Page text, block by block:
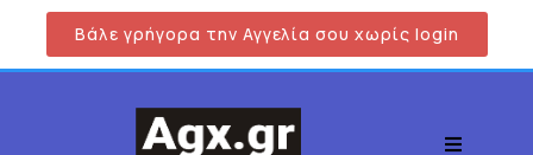
Βάλε γρήγορα την Αγγελία σου χωρίς login